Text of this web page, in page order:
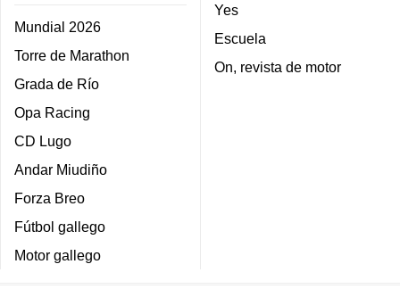
Mundial 2026
Torre de Marathon
Grada de Río
Opa Racing
CD Lugo
Andar Miudiño
Forza Breo
Fútbol gallego
Motor gallego
Yes
Escuela
On, revista de motor